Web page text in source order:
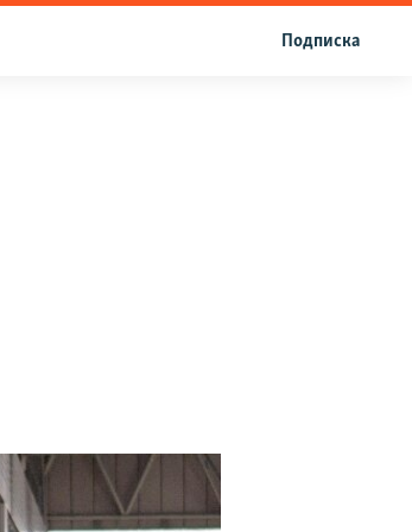
Подписка